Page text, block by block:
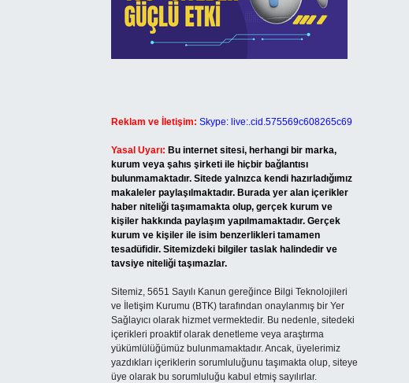
Reklam ve İletişim: Skype: live:.cid.575569c608265c69
Yasal Uyarı: Bu internet sitesi, herhangi bir marka,
kurum veya şahıs şirketi ile hiçbir bağlantısı
bulunmamaktadır. Sitede yalnızca kendi hazırladığımız
makaleler paylaşılmaktadır. Burada yer alan içerikler
haber niteliği taşımamakta olup, gerçek kurum ve
kişiler hakkında paylaşım yapılmamaktadır. Gerçek
kurum ve kişiler ile isim benzerlikleri tamamen
tesadüfidir. Sitemizdeki bilgiler taslak halindedir ve
tavsiye niteliği taşımazlar.
Sitemiz, 5651 Sayılı Kanun gereğince Bilgi Teknolojileri
ve İletişim Kurumu (BTK) tarafından onaylanmış bir Yer
Sağlayıcı olarak hizmet vermektedir. Bu nedenle, sitedeki
içerikleri proaktif olarak denetleme veya araştırma
yükümlülüğümüz bulunmamaktadır. Ancak, üyelerimiz
yazdıkları içeriklerin sorumluluğunu taşımakta olup, siteye
üye olarak bu sorumluluğu kabul etmiş sayılırlar.